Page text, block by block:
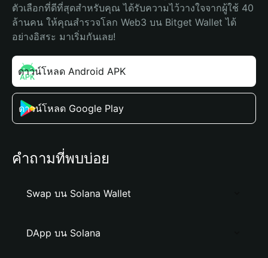
ตัวเลือกที่ดีที่สุดสำหรับคุณ ได้รับความไว้วางใจจากผู้ใช้ 40
ล้านคน ให้คุณสำรวจโลก Web3 บน Bitget Wallet ได้
อย่างอิสระ มาเริ่มกันเลย!
ดาวน์โหลด Android APK
ดาวน์โหลด Google Play
คำถามที่พบบ่อย
Swap บน Solana Wallet
DApp บน Solana